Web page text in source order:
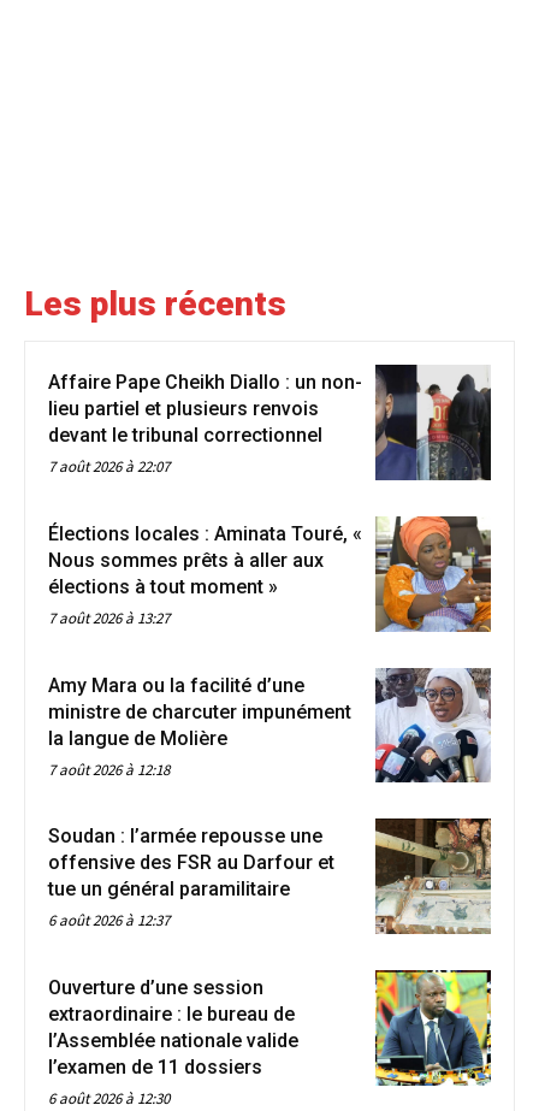
Les plus récents
Affaire Pape Cheikh Diallo : un non-
lieu partiel et plusieurs renvois
devant le tribunal correctionnel
7 août 2026 à 22:07
Élections locales : Aminata Touré, «
Nous sommes prêts à aller aux
élections à tout moment »
7 août 2026 à 13:27
Amy Mara ou la facilité d’une
ministre de charcuter impunément
la langue de Molière
7 août 2026 à 12:18
Soudan : l’armée repousse une
offensive des FSR au Darfour et
tue un général paramilitaire
6 août 2026 à 12:37
Ouverture d’une session
extraordinaire : le bureau de
l’Assemblée nationale valide
l’examen de 11 dossiers
6 août 2026 à 12:30